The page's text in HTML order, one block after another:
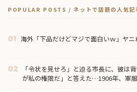
POPULAR POSTS / ネットで話題の人気記
01 海外「下品だけどマジで面白いｗ」ヤ
02
「令状を見せろ」と迫る市長に、彼は
が私の権限だ」と答えた…1906年、軍